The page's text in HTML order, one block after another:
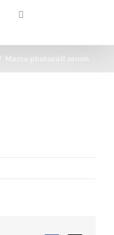
Marco photocall zenon